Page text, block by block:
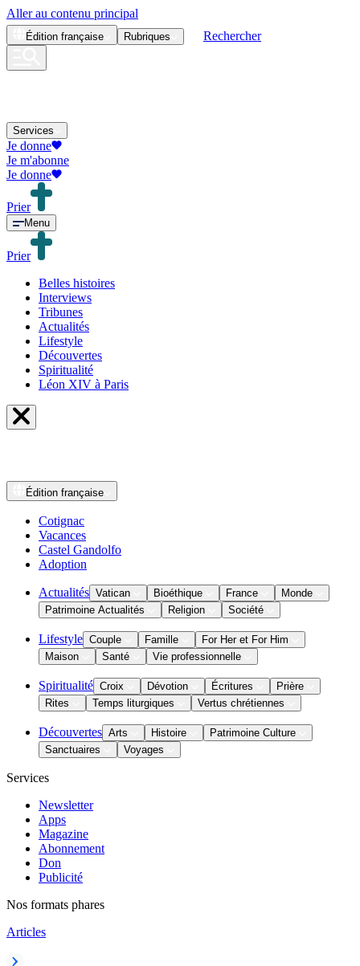
Aller au contenu principal
Édition française Rubriques Rechercher
Services
Je donne
Je m'abonne
Je donne
Prier
Menu
Prier
Belles histoires
Interviews
Tribunes
Actualités
Lifestyle
Découvertes
Spiritualité
Léon XIV à Paris
Édition française
Cotignac
Vacances
Castel Gandolfo
Adoption
Actualités Vatican Bioéthique France
Monde
Patrimoine Actualités
Religion Société
Lifestyle Couple Famille
For Her et For Him
Maison
Santé Vie professionnelle
Spiritualité Croix Dévotion Écritures
Prière
Rites
Temps liturgiques Vertus chrétiennes
Découvertes Arts Histoire
Patrimoine Culture
Sanctuaires
Voyages
Services
Newsletter
Apps
Magazine
Abonnement
Don
Publicité
Nos formats phares
Articles